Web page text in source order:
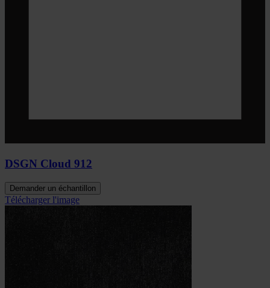
DSGN Cloud 912
Demander un échantillon
Télécharger l'image